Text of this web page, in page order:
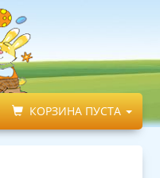
КОРЗИНА ПУСТА